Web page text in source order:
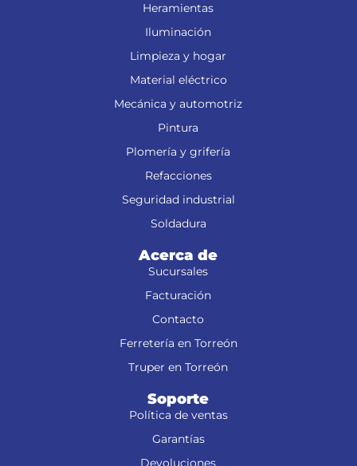
Heramientas
Iluminación
Limpieza y hogar
Material eléctrico
Mecánica y automotriz
Pintura
Plomería y grifería
Refacciones
Seguridad industrial
Soldadura
Acerca de
Sucursales
Facturación
Contacto
Ferretería en Torreón
Truper en Torreón
Soporte
Política de ventas
Garantías
Devoluciones